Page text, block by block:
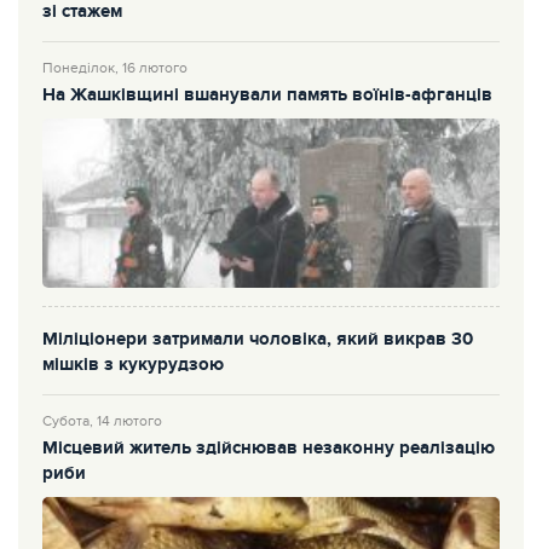
зі стажем
Понеділок, 16 лютого
На Жашківщині вшанували память воїнів-афганців
Міліціонери затримали чоловіка, який викрав 30
мішків з кукурудзою
Субота, 14 лютого
Місцевий житель здійснював незаконну реалізацію
риби